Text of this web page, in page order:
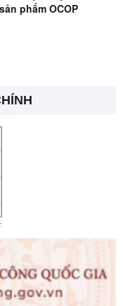
phẩm OCOP